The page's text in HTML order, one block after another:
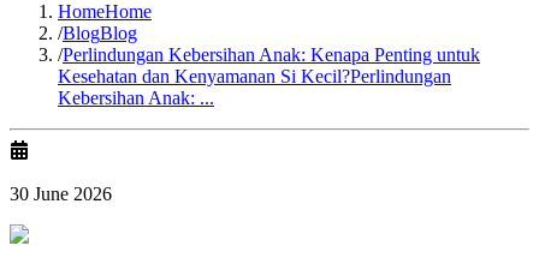
HomeHome
/BlogBlog
/Perlindungan Kebersihan Anak: Kenapa Penting untuk
Kesehatan dan Kenyamanan Si Kecil?Perlindungan
Kebersihan Anak: ...
30 June 2026